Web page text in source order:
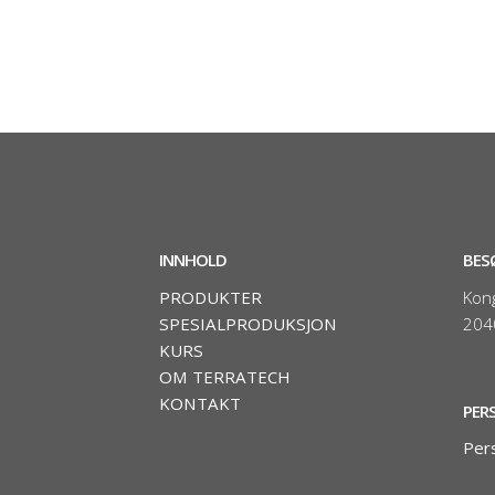
INNHOLD
PRODUKTER
SPESIALPRODUKSJON
KURS
OM TERRATECH
KONTAKT